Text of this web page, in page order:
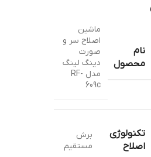
نام
محصول
ماشین
اصلاح سر و
صورت
دینگ لینگ
مدل RF-
609c
تکنولوژی
اصلاح
برش
مستقیم